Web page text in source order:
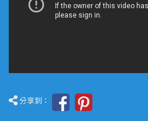
分享到：